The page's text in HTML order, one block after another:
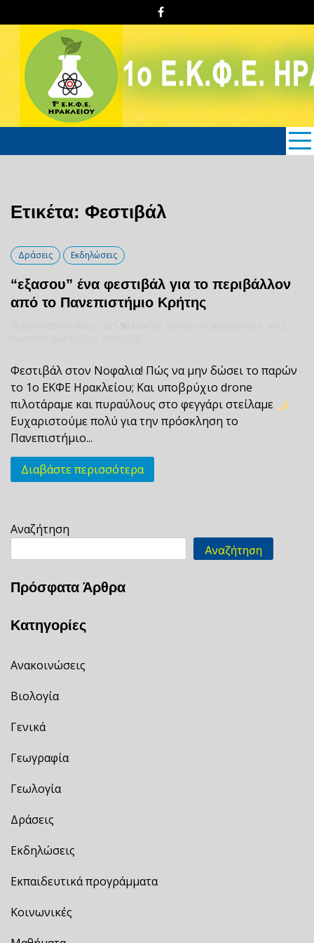
to
content
1o E.K.Φ.E. Hρακλείου
Κρήτης
Ετικέτα: Φεστιβάλ
Δράσεις Εκδηλώσεις
“εξασου” ένα φεστιβάλ για το περιβάλλον
από το Πανεπιστήμιο Κρήτης
Φεστιβάλ στον Νοφαλια! Πώς να μην δώσει το παρών
το 1ο ΕΚΦΕ Ηρακλείου; Και υποβρύχιο drone
πιλοτάραμε και πυραύλους στο φεγγάρι στείλαμε
Ευχαριστούμε πολύ για την πρόσκληση το
Πανεπιστήμιο...
Διαβάστε περισσότερα
Αναζήτηση
Αναζήτηση
Πρόσφατα Άρθρα
Κατηγορίες
Ανακοινώσεις
Βιολογία
Γενικά
Γεωγραφία
Γεωλογία
Δράσεις
Εκδηλώσεις
Εκπαιδευτικά προγράμματα
Κοινωνικές